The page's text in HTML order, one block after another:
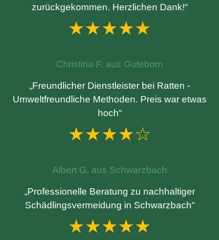
zurückgekommen. Herzlichen Dank!“
★★★★★
Christina F. aus Guteborn
„Freundlicher Dienstleister bei Ratten -
Umweltfreundliche Methoden. Preis war etwas
hoch“
★★★★☆
Albert G. aus Schwarzbach
„Professionelle Beratung zu nachhaltiger
Schädlingsvermeidung in Schwarzbach“
★★★★★